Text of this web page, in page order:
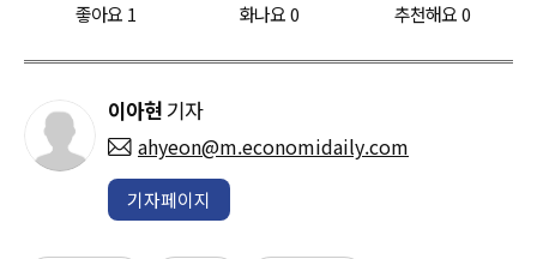
좋아요 1 화나요0 추천해요 0
이아현 기자
ahyeon@m.economidaily.com
기자페이지